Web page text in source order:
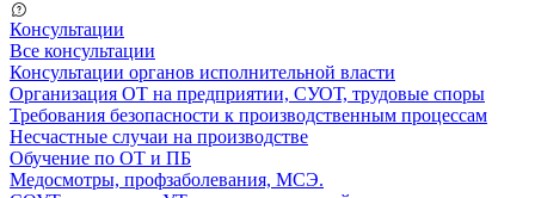
Консультации
Все консультации
Консультации органов исполнительной власти
Организация ОТ на предприятии, СУОТ, трудовые споры
Требования безопасности к производственным процессам
Несчастные случаи на производстве
Обучение по ОТ и ПБ
Медосмотры, профзаболевания, МСЭ.